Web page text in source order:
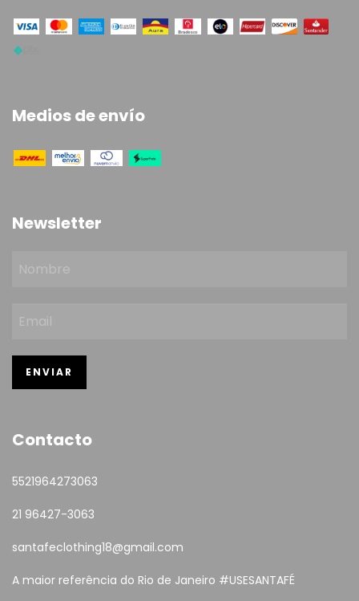
Medios de envío
Newsletter
Contacto
5521964273063
21 96427-3063
santafeclothing18@gmail.com
A maior referência do Rio de Janeiro #USESANTAFÉ